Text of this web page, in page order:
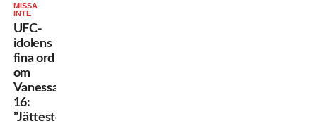
MISSA
INTE
UFC-
idolens
fina ord
om
Vanessa,
16:
”Jättestort”